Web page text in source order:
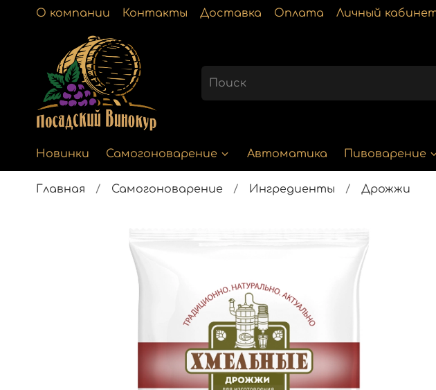
О компании Контакты Доставка Оплата Личный
Новинки Самогоноварение Автоматика Пивоварение
Главная Самогоноварение Ингредиенты Дрожжи